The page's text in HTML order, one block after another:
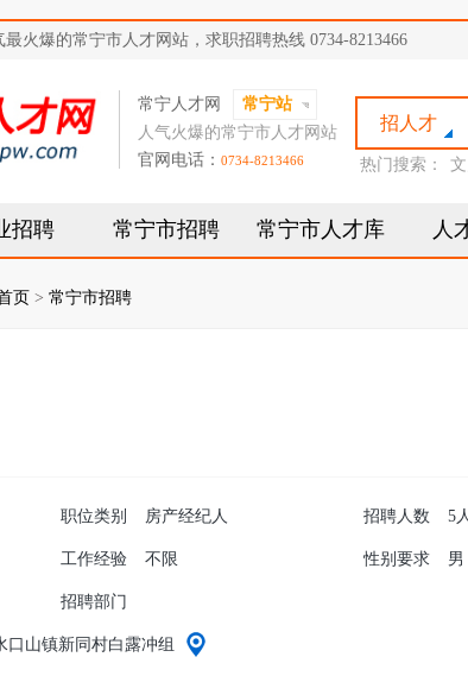
火爆的常宁市人才网站，求职招聘热线 0734-8213466
常宁人才网
常宁站
人气火爆的常宁市人才网站
官网电话： 0734-8213466
招人才
热门搜索：
招聘 常宁市招聘 常宁市人才库 人
页 > 常宁市招聘
职位类别 房产经纪人 招聘人数 5
工作经验 不限 性别要求 男
招聘部门
口山镇新同村白露冲组